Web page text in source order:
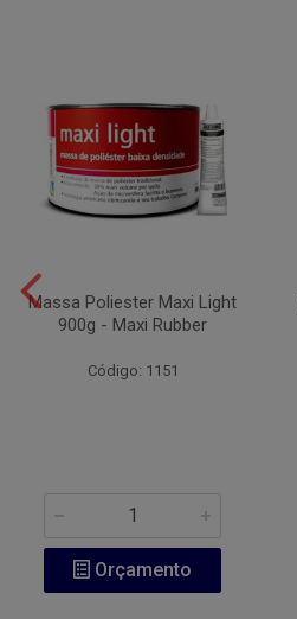
Massa Poliester Maxi Light
900g - Maxi Rubber
Código: 1151
Orçamento